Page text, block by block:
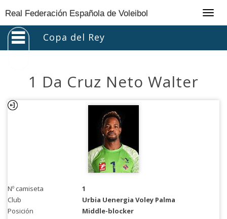
Real Federación Española de Voleibol
Copa del Rey
1 Da Cruz Neto Walter
Nº camiseta
1
Club
Urbia Uenergia Voley Palma
Posición
Middle-blocker